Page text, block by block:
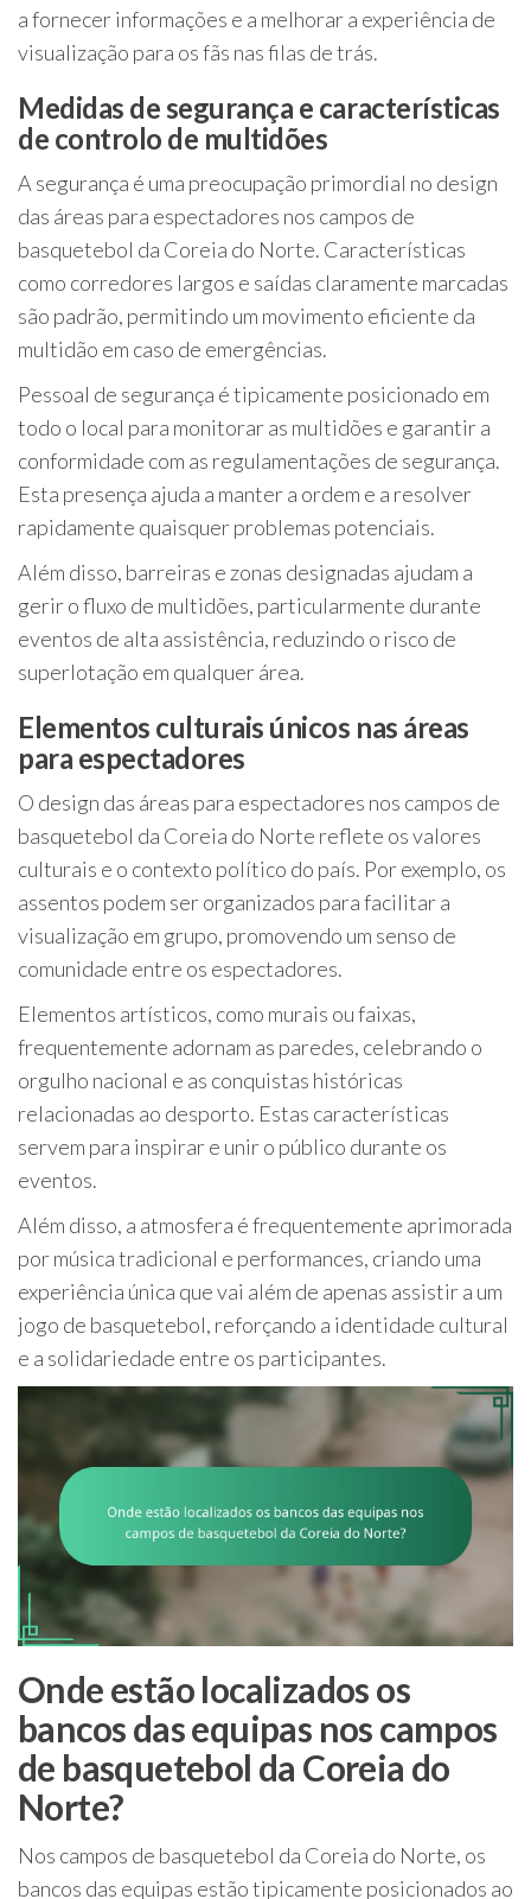
a fornecer informações e a melhorar a experiência de
visualização para os fãs nas filas de trás.
Medidas de segurança e características
de controlo de multidões
A segurança é uma preocupação primordial no design
das áreas para espectadores nos campos de
basquetebol da Coreia do Norte. Características
como corredores largos e saídas claramente marcadas
são padrão, permitindo um movimento eficiente da
multidão em caso de emergências.
Pessoal de segurança é tipicamente posicionado em
todo o local para monitorar as multidões e garantir a
conformidade com as regulamentações de segurança.
Esta presença ajuda a manter a ordem e a resolver
rapidamente quaisquer problemas potenciais.
Além disso, barreiras e zonas designadas ajudam a
gerir o fluxo de multidões, particularmente durante
eventos de alta assistência, reduzindo o risco de
superlotação em qualquer área.
Elementos culturais únicos nas áreas
para espectadores
O design das áreas para espectadores nos campos de
basquetebol da Coreia do Norte reflete os valores
culturais e o contexto político do país. Por exemplo, os
assentos podem ser organizados para facilitar a
visualização em grupo, promovendo um senso de
comunidade entre os espectadores.
Elementos artísticos, como murais ou faixas,
frequentemente adornam as paredes, celebrando o
orgulho nacional e as conquistas históricas
relacionadas ao desporto. Estas características
servem para inspirar e unir o público durante os
eventos.
Além disso, a atmosfera é frequentemente aprimorada
por música tradicional e performances, criando uma
experiência única que vai além de apenas assistir a um
jogo de basquetebol, reforçando a identidade cultural
e a solidariedade entre os participantes.
Onde estão localizados os
bancos das equipas nos campos
de basquetebol da Coreia do
Norte?
Nos campos de basquetebol da Coreia do Norte, os
bancos das equipas estão tipicamente posicionados ao